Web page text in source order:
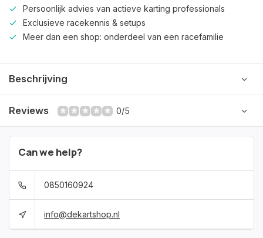
Persoonlijk advies van actieve karting professionals
Exclusieve racekennis & setups
Meer dan een shop: onderdeel van een racefamilie
Beschrijving
Reviews 0/5
Can we help?
0850160924
info@dekartshop.nl